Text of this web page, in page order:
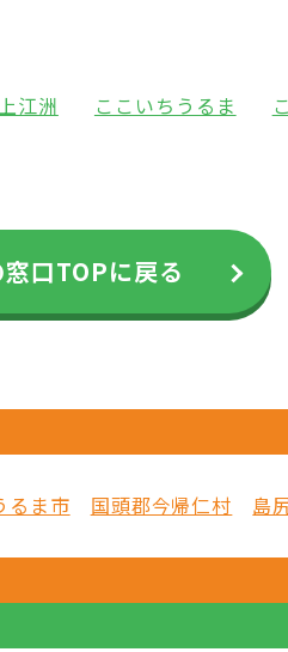
江洲 ここいちうるま
口TOPに戻る
るま市 国頭郡今帰仁村 島